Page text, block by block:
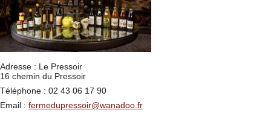
Adresse : Le Pressoir
16 chemin du Pressoir
Téléphone : 02 43 06 17 90
Email : fermedupressoir@wanadoo.fr